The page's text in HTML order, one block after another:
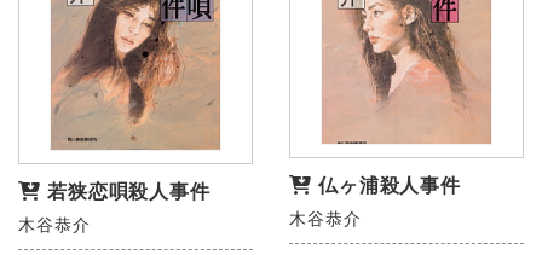
若狭恋唄殺人事件
木谷恭介
仏ヶ浦殺人事件
木谷恭介